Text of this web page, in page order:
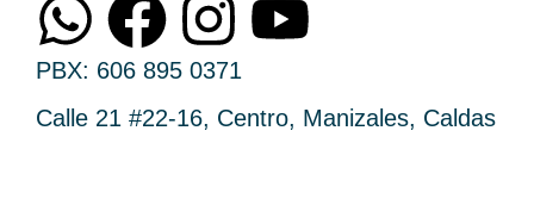
PBX: 606 895 0371
Calle 21 #22-16, Centro, Manizales, Caldas